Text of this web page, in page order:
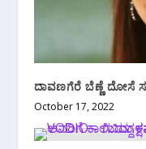
ದಾವಣಗೆರೆ ಬೆಣ್ಣೆ ದೋಸೆ
October 17, 2022